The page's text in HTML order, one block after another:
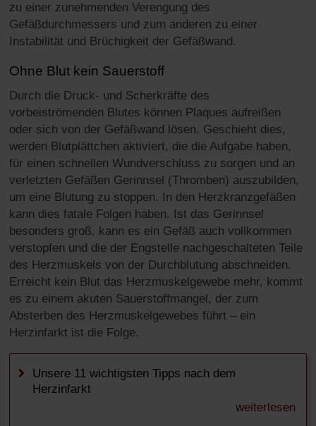
zu einer zunehmenden Verengung des
Gefäßdurchmessers und zum anderen zu einer
Instabilität und Brüchigkeit der Gefäßwand.
Ohne Blut kein Sauerstoff
Durch die Druck- und Scherkräfte des
vorbeiströmenden Blutes können Plaques aufreißen
oder sich von der Gefäßwand lösen. Geschieht dies,
werden Blutplättchen aktiviert, die die Aufgabe haben,
für einen schnellen Wundverschluss zu sorgen und an
verletzten Gefäßen Gerinnsel (Thromben) auszubilden,
um eine Blutung zu stoppen. In den Herzkranzgefäßen
kann dies fatale Folgen haben. Ist das Gerinnsel
besonders groß, kann es ein Gefäß auch vollkommen
verstopfen und die der Engstelle nachgeschalteten Teile
des Herzmuskels von der Durchblutung abschneiden.
Erreicht kein Blut das Herzmuskelgewebe mehr, kommt
es zu einem akuten Sauerstoffmangel, der zum
Absterben des Herzmuskelgewebes führt – ein
Herzinfarkt ist die Folge.
Unsere 11 wichtigsten Tipps nach dem
Herzinfarkt
weiterlesen